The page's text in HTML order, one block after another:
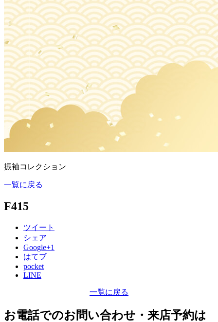
振袖コレクション
一覧に戻る
F415
ツイート
シェア
Google+1
はてブ
pocket
LINE
一覧に戻る
お電話でのお問い合わせ・ 来店予約は